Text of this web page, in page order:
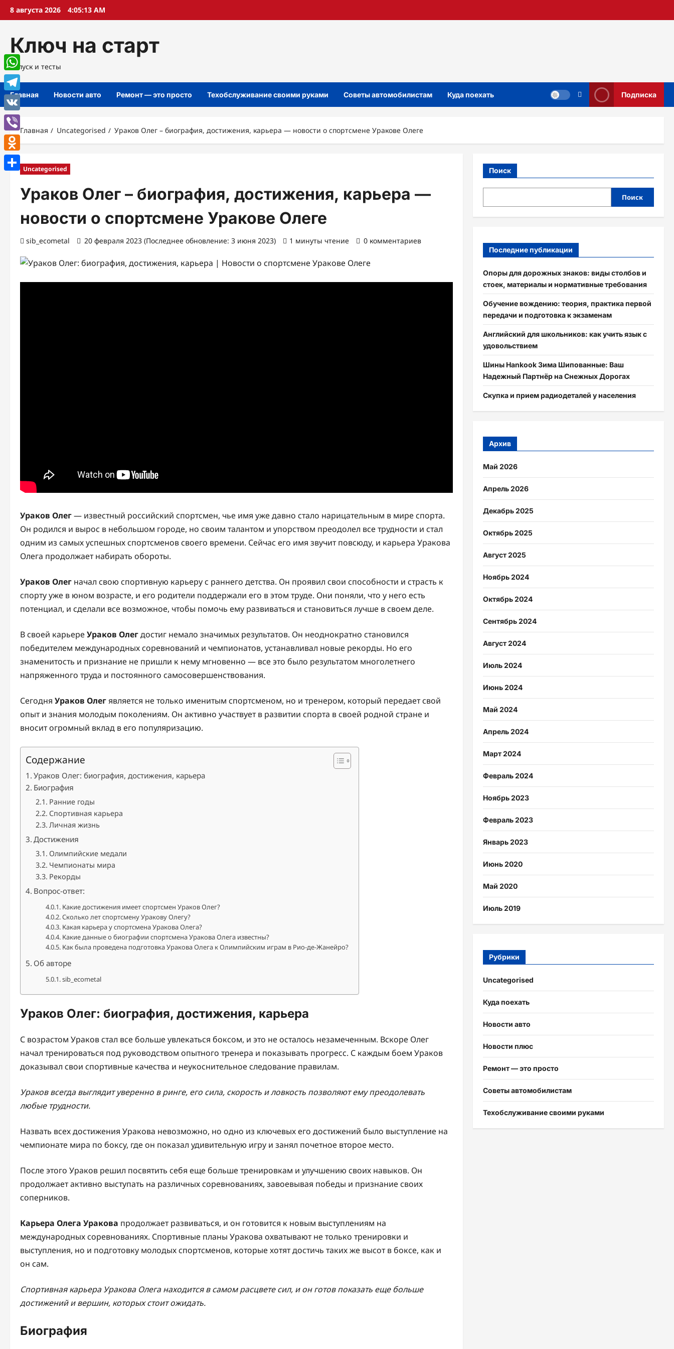
Перейти
8 августа 2026 4:05:14 AM
Ключ на старт
Запуск и тесты
Главная Новости авто Ремонт — это просто Техобслуживание своими руками Советы автомобилистам Куда поехать Подписка
Главная Uncategorised Ураков Олег – биография, достижения, карьера — новости о спортсмене Уракове Олеге
Uncategorised
Ураков Олег – биография, достижения, карьера —
новости о спортсмене Уракове Олеге
sib_ecometal 20 февраля 2023 (Последнее обновление: 3 июня 2023) 1 минуты чтение 0 комментариев
Ураков Олег— известный российский спортсмен, чье имя уже давно стало нарицательным в мире спорта.
Он родился и вырос в небольшом городе, но своим талантом и упорством преодолел все трудности и стал
одним из самых успешных спортсменов своего времени. Сейчас его имя звучит повсюду, и карьера Уракова
Олега продолжает набирать обороты.
Ураков Олег начал свою спортивную карьеру с раннего детства. Он проявил свои способности и страсть к
спорту уже в юном возрасте, и его родители поддержали его в этом труде. Они поняли, что у него есть
потенциал, и сделали все возможное, чтобы помочь ему развиваться и становиться лучше в своем деле.
В своей карьере Ураков Олегдостиг немало значимых результатов. Он неоднократно становился
победителем международных соревнований и чемпионатов, устанавливал новые рекорды. Но его
знаменитость и признание не пришли к нему мгновенно — все это было результатом многолетнего
напряженного труда и постоянного самосовершенствования.
Сегодня Ураков Олегявляется не только именитым спортсменом, но и тренером, который передает свой
опыт и знания молодым поколениям. Он активно участвует в развитии спорта в своей родной стране и
вносит огромный вклад в его популяризацию.
Содержание
Ураков Олег: биография, достижения, карьера
Биография
Ранние годы
Спортивная карьера
Личная жизнь
Достижения
Олимпийские медали
Чемпионаты мира
Рекорды
Вопрос-ответ:
Какие достижения имеет спортсмен Ураков Олег?
Сколько лет спортсмену Уракову Олегу?
Какая карьера у спортсмена Уракова Олега?
Какие данные о биографии спортсмена Уракова Олега известны?
Как была проведена подготовка Уракова Олега к Олимпийским играм в Рио-де-Жанейро?
Об авторе
sib_ecometal
Ураков Олег: биография, достижения, карьера
С возрастом Ураков стал все больше увлекаться боксом, и это не осталось незамеченным. Вскоре Олег
начал тренироваться под руководством опытного тренера и показывать прогресс. С каждым боем Ураков
доказывал свои спортивные качества и неукоснительное следование правилам.
Ураков всегда выглядит уверенно в ринге, его сила, скорость и ловкость позволяют ему преодолевать
любые трудности.
Назвать всех достижения Уракова невозможно, но одно из ключевых его достижений было выступление на
чемпионате мира по боксу, где он показал удивительную игру и занял почетное второе место.
После этого Ураков решил посвятить себя еще больше тренировкам и улучшению своих навыков. Он
продолжает активно выступать на различных соревнованиях, завоевывая победы и признание своих
соперников.
Карьера Олега Уракова продолжает развиваться, и он готовится к новым выступлениям на
международных соревнованиях. Спортивные планы Уракова охватывают не только тренировки и
выступления, но и подготовку молодых спортсменов, которые хотят достичь таких же высот в боксе, как и
он сам.
Спортивная карьера Уракова Олега находится в самом расцвете сил, и он готов показать еще больше
достижений и вершин, которых стоит ожидать.
Биография
Поиск
Поиск
Последние публикации
Опоры для дорожных знаков: виды столбов и
стоек, материалы и нормативные требования
Обучение вождению: теория, практика первой
передачи и подготовка к экзаменам
Английский для школьников: как учить язык с
удовольствием
Шины Hankook Зима Шипованные: Ваш
Надежный Партнёр на Снежных Дорогах
Скупка и прием радиодеталей у населения
Архив
Май 2026
Апрель 2026
Декабрь 2025
Октябрь 2025
Август 2025
Ноябрь 2024
Октябрь 2024
Сентябрь 2024
Август 2024
Июль 2024
Июнь 2024
Май 2024
Апрель 2024
Март 2024
Февраль 2024
Ноябрь 2023
Февраль 2023
Январь 2023
Июнь 2020
Май 2020
Июль 2019
Рубрики
Uncategorised
Куда поехать
Новости авто
Новости плюс
Ремонт — это просто
Советы автомобилистам
Техобслуживание своими руками
WhatsApp
Telegram
VK
Viber
Odnoklassniki